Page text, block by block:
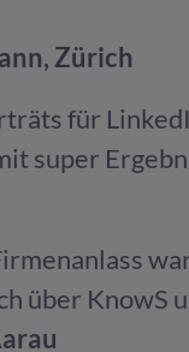
, Zürich
für
super
über KnowS